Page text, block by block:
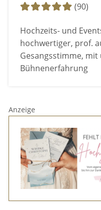
(90)
Hochzeits- und
hochwertiger, prof.
Gesangsstimme, mit
Bühnenerfahrung
Anzeige